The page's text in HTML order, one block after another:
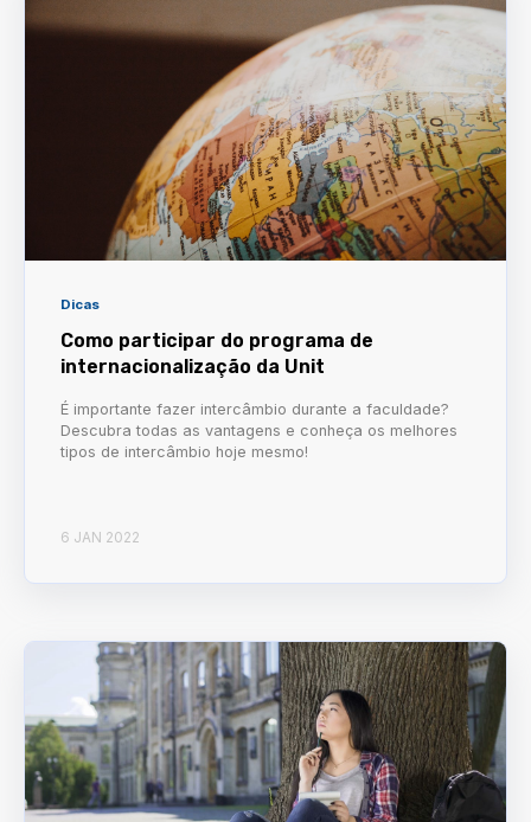
Dicas
Como participar do programa de
internacionalização da Unit
É importante fazer intercâmbio durante a faculdade?
Descubra todas as vantagens e conheça os melhores
tipos de intercâmbio hoje mesmo!
6 JAN 2022